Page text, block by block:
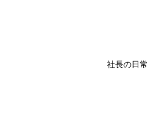
社長の日常